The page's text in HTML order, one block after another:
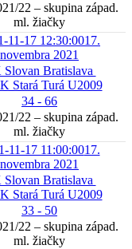
22 – skupina západ.
ml. žiačky
11-17 12:30:0017.
novembra 2021
Bratislava
Stará Turá U2009
34 - 66
22 – skupina západ.
ml. žiačky
11-17 11:00:0017.
novembra 2021
Bratislava
Stará Turá U2009
33 - 50
22 – skupina západ.
ml. žiačky